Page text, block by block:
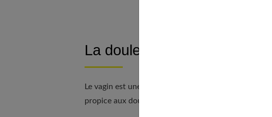
La douleur vaginale : qu’est-
Le vagin est une région du corps qui est
propice aux douleurs appelées atrophie vaginale ou